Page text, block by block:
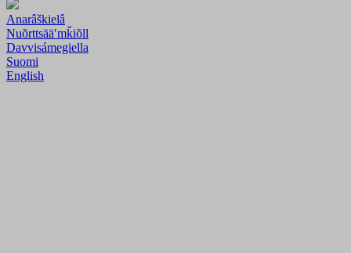
Anarâškielâ
Nuõrttsääʹmǩiõll
Davvisámegiella
Suomi
English